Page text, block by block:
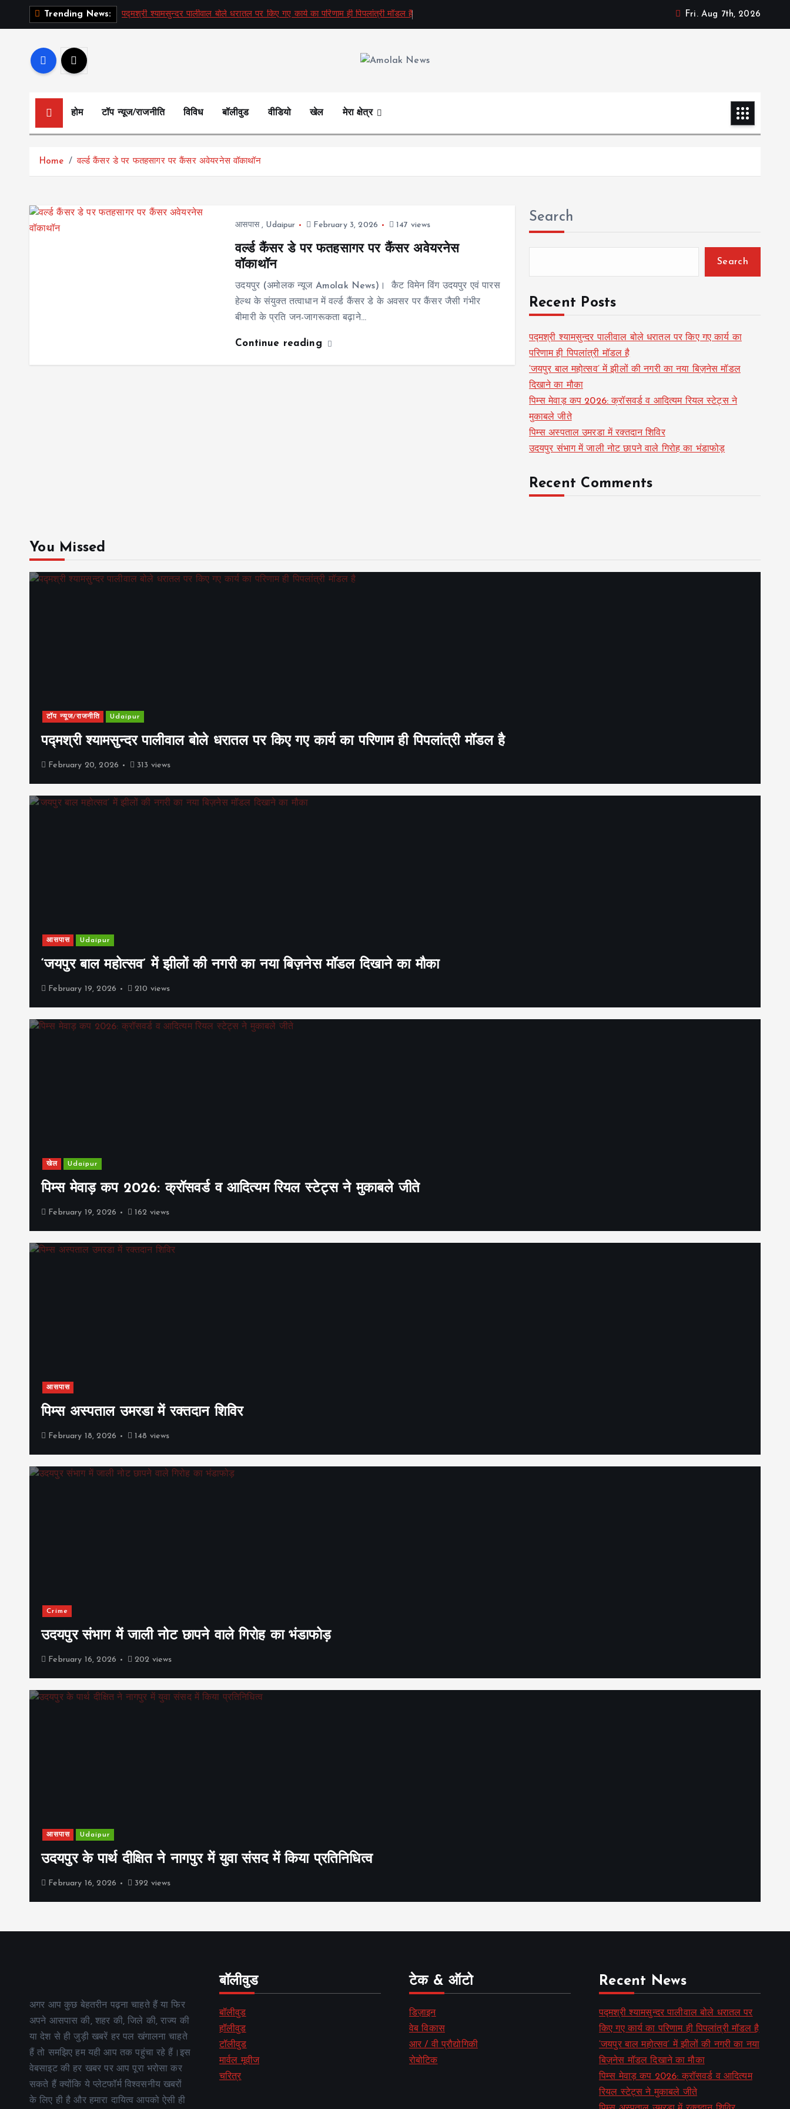
Trending News: पद्मश्री श्यामसुन्दर पालीवाल बोले धरातल पर किए गए कार्य का परिणाम ही पिपलांत्री मॉडल है Fri. Aug 7th, 2026
होम टॉप न्यूज/राजनीति विविध बॉलीवुड वीडियो खेल मेरा क्षेत्र
Home वर्ल्ड कैंसर डे पर फतहसागर पर कैंसर अवेयरनेस वॉकाथॉन
आसपास, Udaipur February 3, 2026 147 views
वर्ल्ड कैंसर डे पर फतहसागर पर कैंसर अवेयरनेस
वॉकाथॉन
उदयपुर (अमोलक न्यूज Amolak News)। कैट विमेन विंग उदयपुर एवं पारस
हेल्थ के संयुक्त तत्वाधान में वर्ल्ड कैंसर डे के अवसर पर कैंसर जैसी गंभीर
बीमारी के प्रति जन-जागरूकता बढ़ाने…
Continue reading
Search
Search
Recent Posts
पद्मश्री श्यामसुन्दर पालीवाल बोले धरातल पर किए गए कार्य का
परिणाम ही पिपलांत्री मॉडल है
‘जयपुर बाल महोत्सव’ में झीलों की नगरी का नया बिज़नेस मॉडल
दिखाने का मौका
पिम्स मेवाड़ कप 2026: क्रॉसवर्ड व आदित्यम रियल स्टेट्स ने
मुकाबले जीते
पिम्स अस्पताल उमरडा में रक्तदान शिविर
उदयपुर संभाग में जाली नोट छापने वाले गिरोह का भंडाफोड़
Recent Comments
You Missed
टॉप न्यूज/राजनीति Udaipur
पद्मश्री श्यामसुन्दर पालीवाल बोले धरातल पर किए गए कार्य का परिणाम ही पिपलांत्री मॉडल है
February 20, 2026 313 views
आसपास Udaipur
‘जयपुर बाल महोत्सव’ में झीलों की नगरी का नया बिज़नेस मॉडल दिखाने का मौका
February 19, 2026 210 views
खेल Udaipur
पिम्स मेवाड़ कप 2026: क्रॉसवर्ड व आदित्यम रियल स्टेट्स ने मुकाबले जीते
February 19, 2026 162 views
आसपास
पिम्स अस्पताल उमरडा में रक्तदान शिविर
February 18, 2026 148 views
Crime
उदयपुर संभाग में जाली नोट छापने वाले गिरोह का भंडाफोड़
February 16, 2026 202 views
आसपास Udaipur
उदयपुर के पार्थ दीक्षित ने नागपुर में युवा संसद में किया प्रतिनिधित्व
February 16, 2026 392 views
अगर आप कुछ बेहतरीन पढ़ना चाहते हैं या फिर
अपने आसपास की, शहर की, जिले की, राज्य की
या देश से ही जुड़ी खबरें हर पल खंगालना चाहते
हैं तो समझिए हम यही आप तक पहुंचा रहे हैं।इस
वेबसाइट की हर खबर पर आप पूरा भरोसा कर
सकते हैं क्योंकि ये प्लेटफॉर्म विश्वसनीय खबरों
के लिए ही है और हमारा दायित्व आपको ऐसी ही
बॉलीवुड
बॉलीवुड
हॉलीवुड
टॉलीवुड
मार्वल मूवीज
चरित्र
टेक & ऑटो
डिज़ाइन
वेब विकास
आर / वी प्रौद्योगिकी
रोबोटिक
Recent News
पद्मश्री श्यामसुन्दर पालीवाल बोले धरातल पर
किए गए कार्य का परिणाम ही पिपलांत्री मॉडल है
‘जयपुर बाल महोत्सव’ में झीलों की नगरी का नया
बिज़नेस मॉडल दिखाने का मौका
पिम्स मेवाड़ कप 2026: क्रॉसवर्ड व आदित्यम
रियल स्टेट्स ने मुकाबले जीते